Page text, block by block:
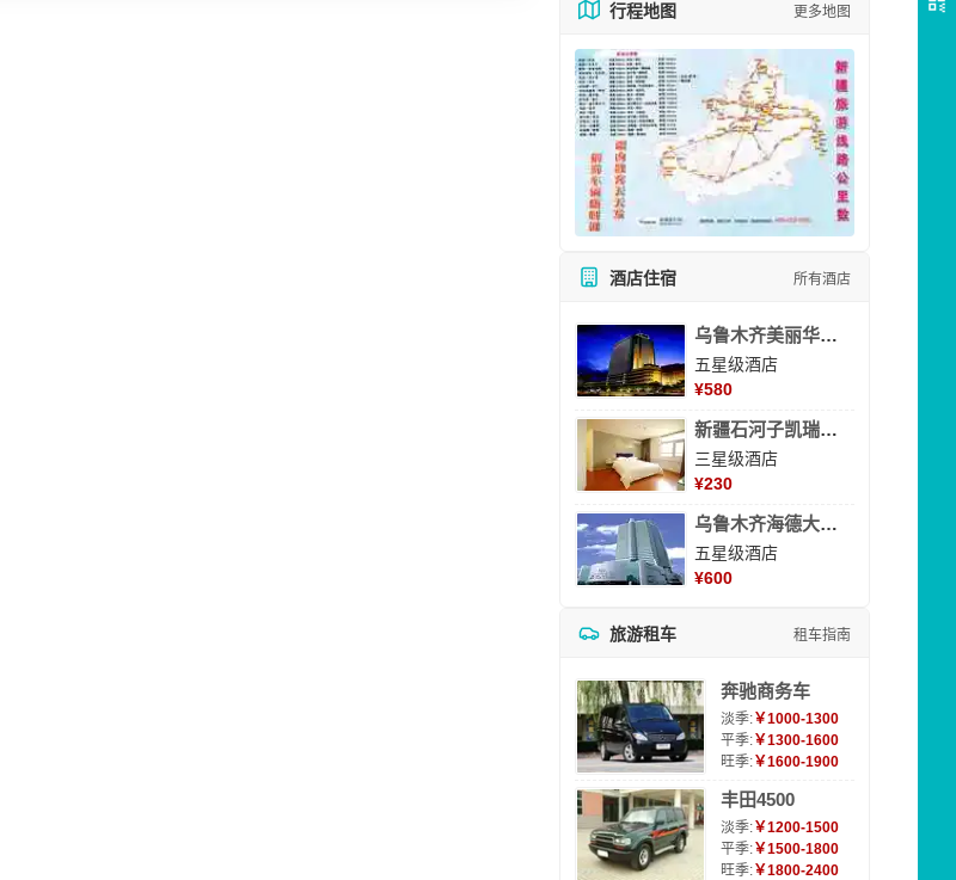
行程地图 更多地图
酒店住宿 所有酒店
乌鲁木齐美丽华大酒
五星级酒店
¥580
新疆石河子凯瑞酒店
三星级酒店
¥230
乌鲁木齐海德大酒店
五星级酒店
¥600
旅游租车 租车指南
奔驰商务车
淡季:￥1000-1300
平季:￥1300-1600
旺季:￥1600-1900
丰田4500
淡季:￥1200-1500
平季:￥1500-1800
旺季:￥1800-2400